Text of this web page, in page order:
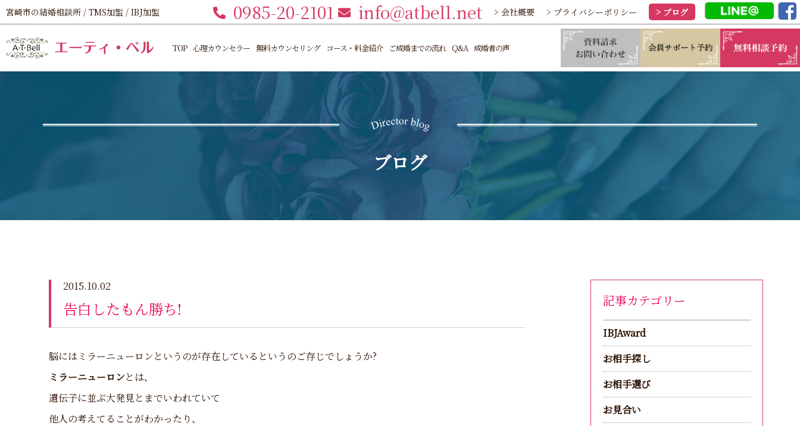
宮崎市の結婚相談所 / TMS加盟 / IBJ加盟 0985-20-2101 info@atbell.net > 会社概要 > プライバシーポリシー > ブログ
TOP 心理カウンセラー 無料カウンセリング コース・料金紹介 ご成婚までの流れ Q&A 成婚者の声
ブログ
2015.10.02
告白したもん勝ち!
脳にはミラーニューロンというのが存在しているというのご存じでしょうか?
ミラーニューロンとは、
遺伝子に並ぶ大発見とまでいわれていて
他人の考えてることがわかったり、
記事カテゴリー
IBJAward
お相手探し
お相手選び
お見合い